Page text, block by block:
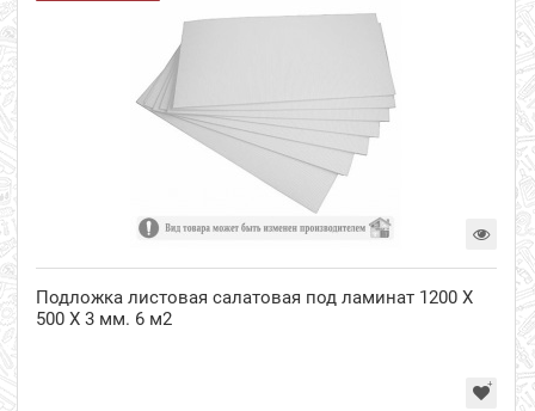
Подложка листовая салатовая под ламинат 1200 Х
500 Х 3 мм. 6 м2